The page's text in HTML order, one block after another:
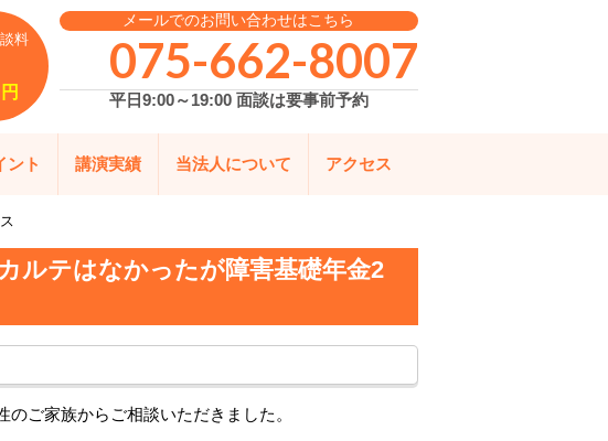
料
円
メールでのお問い合わせはこちら
075-662-8007
平日9:00～19:00 面談は要事前予約
ント 講演実績 当法人について アクセス
ルテはなかったが障害基礎年金2
ご家族からご相談いただきました。